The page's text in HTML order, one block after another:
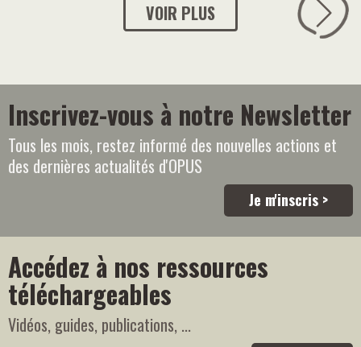
VOIR PLUS
Inscrivez-vous à notre Newsletter
Tous les mois, restez informé des nouvelles actions et
des dernières actualités d'OPUS
Je m'inscris >
Accédez à nos ressources
téléchargeables
Vidéos, guides, publications, ...